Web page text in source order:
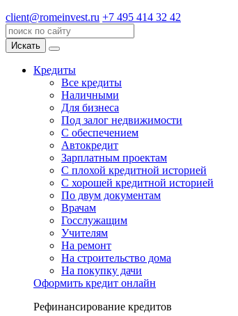
client@romeinvest.ru +7 495 414 32 42
Искать
Кредиты
Все кредиты
Наличными
Для бизнеса
Под залог недвижимости
С обеспечением
Автокредит
Зарплатным проектам
С плохой кредитной историей
С хорошей кредитной историей
По двум документам
Врачам
Госслужащим
Учителям
На ремонт
На строительство дома
На покупку дачи
Оформить кредит онлайн
Рефинансирование кредитов